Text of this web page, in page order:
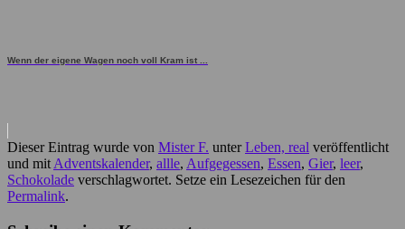
Wenn der eigene Wagen noch voll Kram ist ...
Dieser Eintrag wurde von Mister F. unterLeben, real veröffentlicht
und mit Adventskalender, allle, Aufgegessen, Essen, Gier, leer,
Schokolade verschlagwortet. Setze ein Lesezeichen für den
Permalink.